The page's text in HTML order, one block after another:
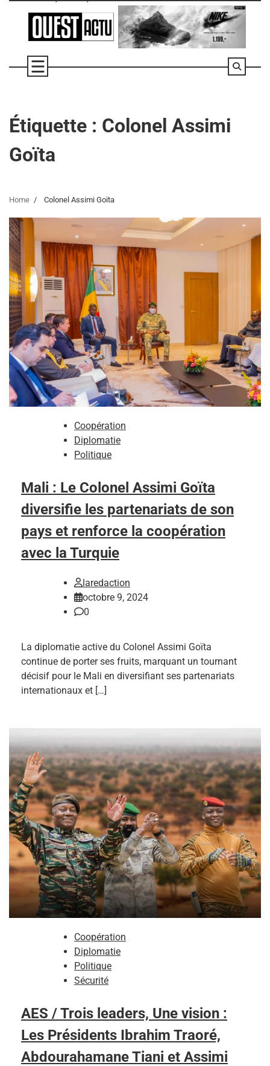
Étiquette : Colonel Assimi
Goïta
Home Colonel Assimi Goïta
Coopération
Diplomatie
Politique
Mali : Le Colonel Assimi Goïta
diversifie les partenariats de son
pays et renforce la coopération
avec la Turquie
laredaction
octobre 9, 2024
0
La diplomatie active du Colonel Assimi Goïta
continue de porter ses fruits, marquant un tournant
décisif pour le Mali en diversifiant ses partenariats
internationaux et […]
Coopération
Diplomatie
Politique
Sécurité
AES / Trois leaders, Une vision :
Les Présidents Ibrahim Traoré,
Abdourahamane Tiani et Assimi